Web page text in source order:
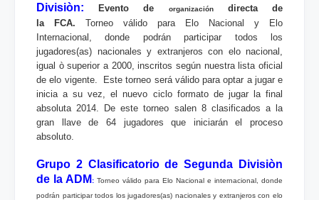
Divisiòn: Evento de organizacióndirecta de
la FCA. Torneo válido para Elo Nacional y Elo
Internacional, donde podrán participar todos los
jugadores(as) nacionales y extranjeros con elo nacional,
igual ò superior a 2000, inscritos según nuestra lista oficial
de elo vigente. Este torneo será válido para optar a jugar e
inicia a su vez, el nuevo ciclo formato de jugar la final
absoluta 2014. De este torneo salen 8 clasificados a la
gran llave de 64 jugadores que iniciarán el proceso
absoluto.
Grupo 2 Clasificatorio de Segunda Divisiòn
de la ADM : Torneo válido para Elo Nacional e internacional, donde
podrán participar todos los jugadores(as) nacionales y extranjeros con elo